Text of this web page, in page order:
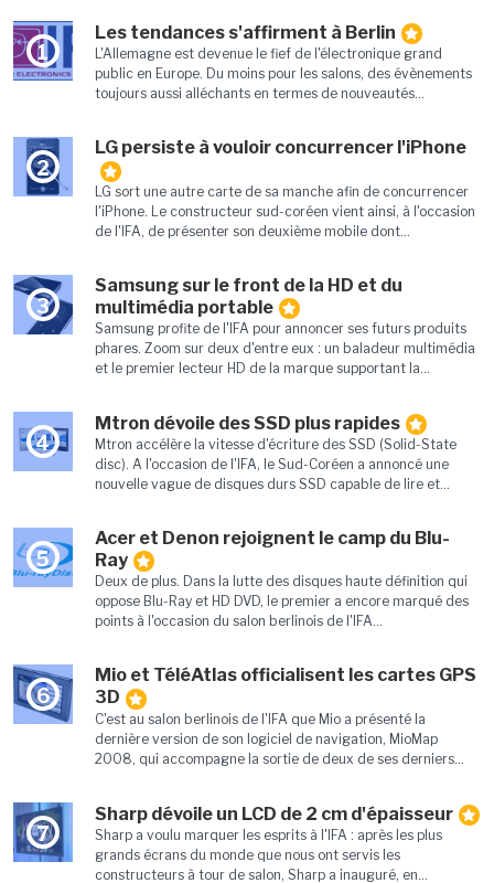
1
Les tendances s'affirment à Berlin
L'Allemagne est devenue le fief de l'électronique grand
public en Europe. Du moins pour les salons, des évènements
toujours aussi alléchants en termes de nouveautés...
2
LG persiste à vouloir concurrencer l'iPhone
LG sort une autre carte de sa manche afin de concurrencer
l'iPhone. Le constructeur sud-coréen vient ainsi, à l'occasion
de l'IFA, de présenter son deuxième mobile dont...
3
Samsung sur le front de la HD et du
multimédia portable
Samsung profite de l'IFA pour annoncer ses futurs produits
phares. Zoom sur deux d'entre eux : un baladeur multimédia
et le premier lecteur HD de la marque supportant la...
4
Mtron dévoile des SSD plus rapides
Mtron accélère la vitesse d'écriture des SSD (Solid-State
disc). A l'occasion de l'IFA, le Sud-Coréen a annoncé une
nouvelle vague de disques durs SSD capable de lire et...
5
Acer et Denon rejoignent le camp du Blu-
Ray
Deux de plus. Dans la lutte des disques haute définition qui
oppose Blu-Ray et HD DVD, le premier a encore marqué des
points à l'occasion du salon berlinois de l'IFA...
6
Mio et TéléAtlas officialisent les cartes GPS
3D
C'est au salon berlinois de l'IFA que Mio a présenté la
dernière version de son logiciel de navigation, MioMap
2008, qui accompagne la sortie de deux de ses derniers...
7
Sharp dévoile un LCD de 2 cm d'épaisseur
Sharp a voulu marquer les esprits à l'IFA : après les plus
grands écrans du monde que nous ont servis les
constructeurs à tour de salon, Sharp a inauguré, en...